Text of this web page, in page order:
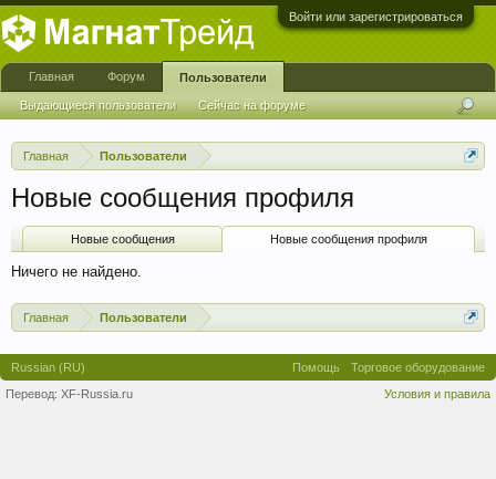
Войти или зарегистрироваться
Главная Пользователи
Новые сообщения профиля
Новые сообщения Новые сообщения профиля
Ничего не найдено.
Главная Пользователи
Главная Форум Пользователи
Выдающиеся пользователи Сейчас на форуме
Russian (RU) Помощь
Торговое оборудование
Условия и правила
Перевод: XF-Russia.ru